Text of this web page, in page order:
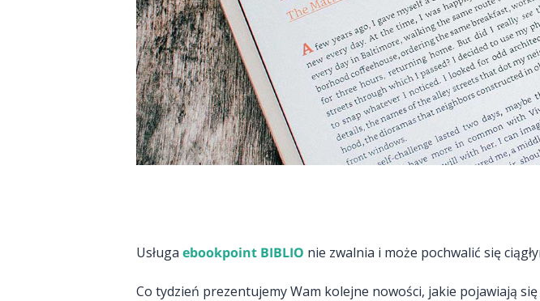
Usługa ebookpoint BIBLIO nie zwalnia i może pochwalić się
Co tydzień prezentujemy Wam kolejne nowości, jakie pojawiają